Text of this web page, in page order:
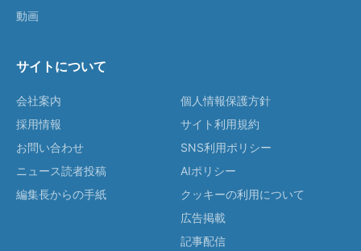
動画
サイトについて
会社案内
採用情報
お問い合わせ
ニュース読者投稿
編集長からの手紙
個人情報保護方針
サイト利用規約
SNS利用ポリシー
AIポリシー
クッキーの利用について
広告掲載
記事配信